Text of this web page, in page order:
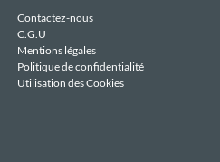
Contactez-nous
C.G.U
Mentions légales
Politique de confidentialité
Utilisation des Cookies